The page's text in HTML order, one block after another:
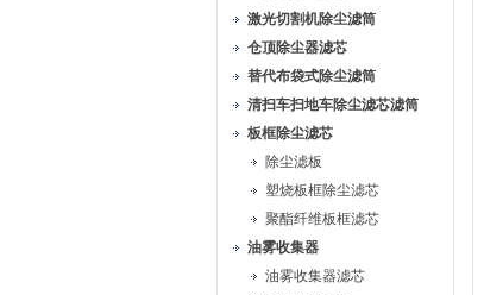
激光切割机除尘滤筒
仓顶除尘器滤芯
替代布袋式除尘滤筒
清扫车扫地车除尘滤芯滤筒
板框除尘滤芯
除尘滤板
塑烧板框除尘滤芯
聚酯纤维板框滤芯
油雾收集器
油雾收集器滤芯